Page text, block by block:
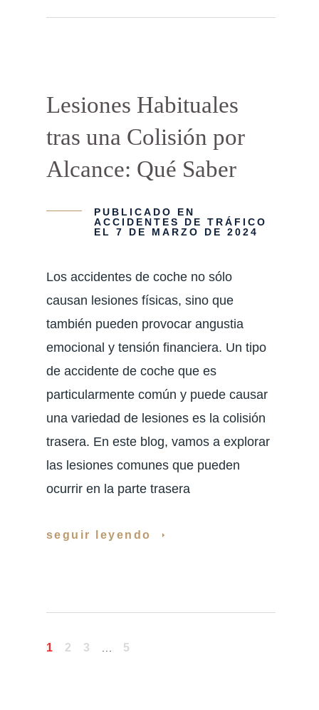
Lesiones Habituales
tras una Colisión por
Alcance: Qué Saber
PUBLICADO EN
ACCIDENTES DE TRÁFICO
EL 7 DE MARZO DE 2024
Los accidentes de coche no sólo
causan lesiones físicas, sino que
también pueden provocar angustia
emocional y tensión financiera. Un tipo
de accidente de coche que es
particularmente común y puede causar
una variedad de lesiones es la colisión
trasera. En este blog, vamos a explorar
las lesiones comunes que pueden
ocurrir en la parte trasera
seguir leyendo
1 2 3 5